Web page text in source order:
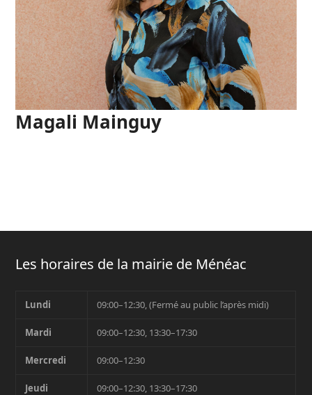
Magali Mainguy
Les horaires de la mairie de Ménéac
Lundi 09:00–12:30, (Fermé au public l’après midi)
Mardi 09:00–12:30, 13:30–17:30
Mercredi 09:00–12:30
Jeudi 09:00–12:30, 13:30–17:30